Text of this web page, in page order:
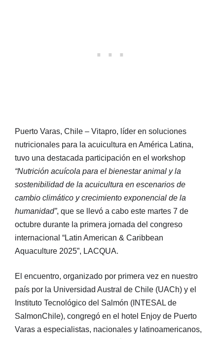
Puerto Varas, Chile – Vitapro, líder en soluciones
nutricionales para la acuicultura en América Latina,
tuvo una destacada participación en el workshop
“Nutrición acuícola para el bienestar animal y la
sostenibilidad de la acuicultura en escenarios de
cambio climático y crecimiento exponencial de la
humanidad”, que se llevó a cabo este martes 7 de
octubre durante la primera jornada del congreso
internacional “Latin American & Caribbean
Aquaculture 2025”, LACQUA.
El encuentro, organizado por primera vez en nuestro
país por la Universidad Austral de Chile (UACh) y el
Instituto Tecnológico del Salmón (INTESAL de
SalmonChile), congregó en el hotel Enjoy de Puerto
Varas a especialistas, nacionales y latinoamericanos,